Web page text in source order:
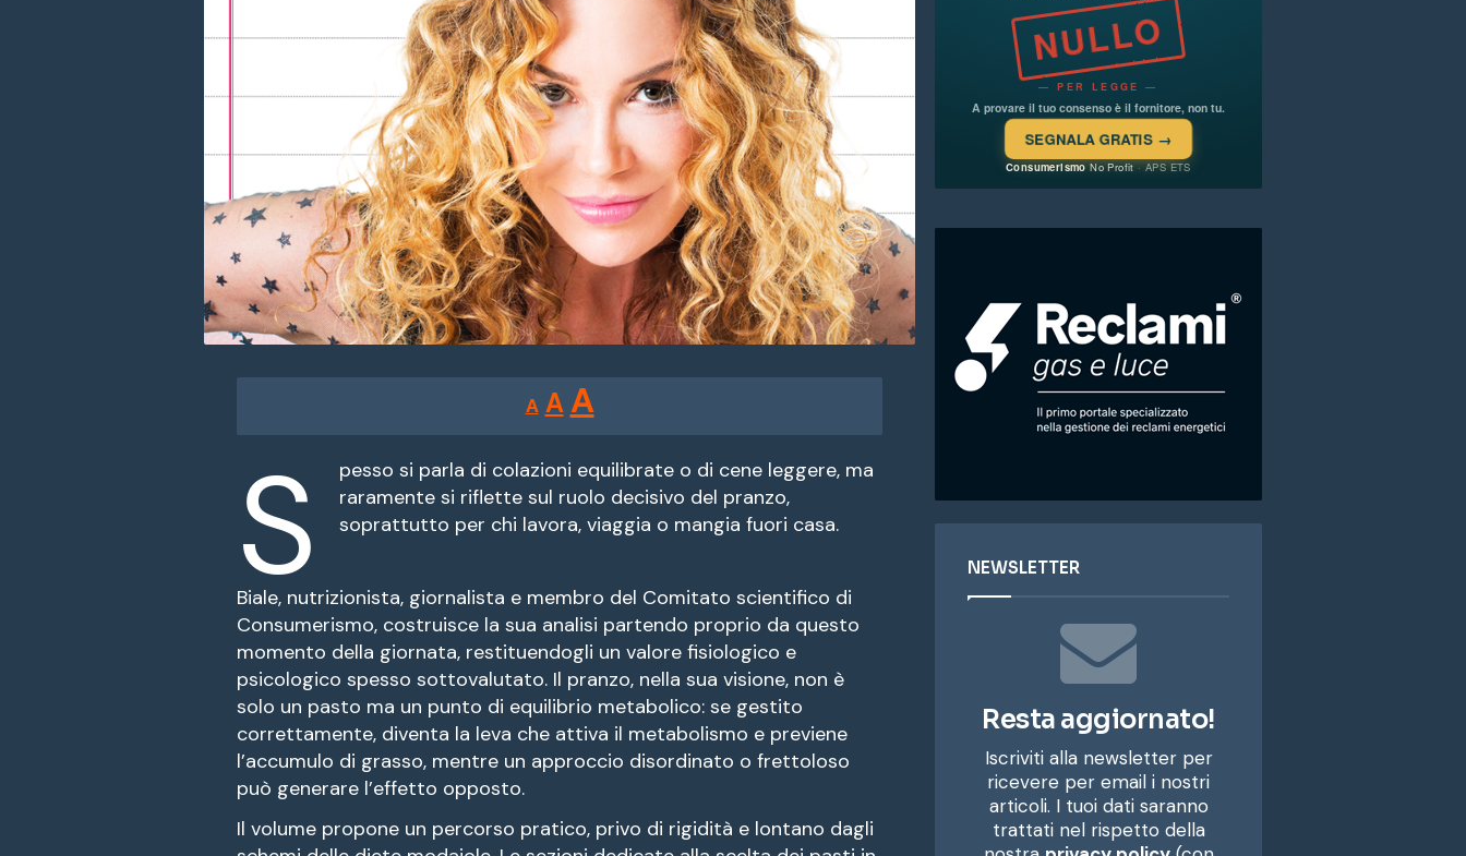
A
Reducir
tamaño
de
fuente.
A Restablecer
tamaño
de
fuente
AAumentar
tamaño
de
fuente.
S
pesso si parla di colazioni equilibrate o di cene leggere, ma
raramente si riflette sul ruolo decisivo del pranzo,
soprattutto per chi lavora, viaggia o mangia fuori casa.
Biale, nutrizionista, giornalista e membro del Comitato scientifico di
Consumerismo, costruisce la sua analisi partendo proprio da questo
momento della giornata, restituendogli un valore fisiologico e
psicologico spesso sottovalutato. Il pranzo, nella sua visione, non è
solo un pasto ma un punto di equilibrio metabolico: se gestito
correttamente, diventa la leva che attiva il metabolismo e previene
l’accumulo di grasso, mentre un approccio disordinato o frettoloso
può generare l’effetto opposto.
Il volume propone un percorso pratico, privo di rigidità e lontano dagli
NEWSLETTER
Resta aggiornato!
Iscriviti alla newsletter per
ricevere per email i nostri
articoli. I tuoi dati saranno
trattati nel rispetto della